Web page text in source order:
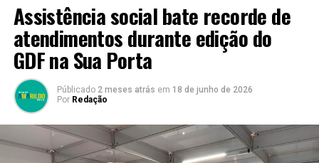
Assistência social bate recorde de
atendimentos durante edição do
GDF na Sua Porta
Públicado 2 meses atrás em 18 de junho de 2026
Por Redação